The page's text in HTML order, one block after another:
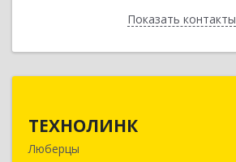
Показать контакты
Назад
ТЕХНОЛИНК
Люберцы